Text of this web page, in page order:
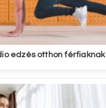
edzés otthon férfiaknak